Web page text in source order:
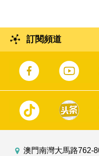
訂閱頻道
澳門南灣大馬路762-